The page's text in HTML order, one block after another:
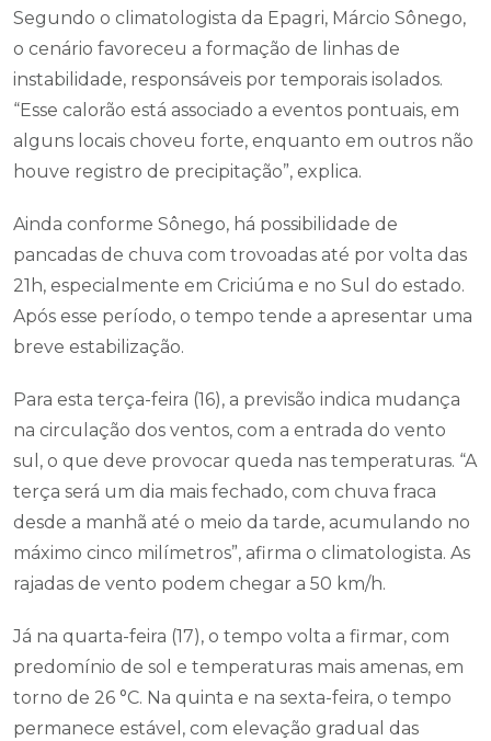
Segundo o climatologista da Epagri, Márcio Sônego,
o cenário favoreceu a formação de linhas de
instabilidade, responsáveis por temporais isolados.
“Esse calorão está associado a eventos pontuais, em
alguns locais choveu forte, enquanto em outros não
houve registro de precipitação”, explica.
Ainda conforme Sônego, há possibilidade de
pancadas de chuva com trovoadas até por volta das
21h, especialmente em Criciúma e no Sul do estado.
Após esse período, o tempo tende a apresentar uma
breve estabilização.
Para esta terça-feira (16), a previsão indica mudança
na circulação dos ventos, com a entrada do vento
sul, o que deve provocar queda nas temperaturas. “A
terça será um dia mais fechado, com chuva fraca
desde a manhã até o meio da tarde, acumulando no
máximo cinco milímetros”, afirma o climatologista. As
rajadas de vento podem chegar a 50 km/h.
Já na quarta-feira (17), o tempo volta a firmar, com
predomínio de sol e temperaturas mais amenas, em
torno de 26 °C. Na quinta e na sexta-feira, o tempo
permanece estável, com elevação gradual das